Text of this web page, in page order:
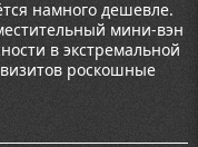
намного дешевле.
мини-вэн
в экстремальной
роскошные